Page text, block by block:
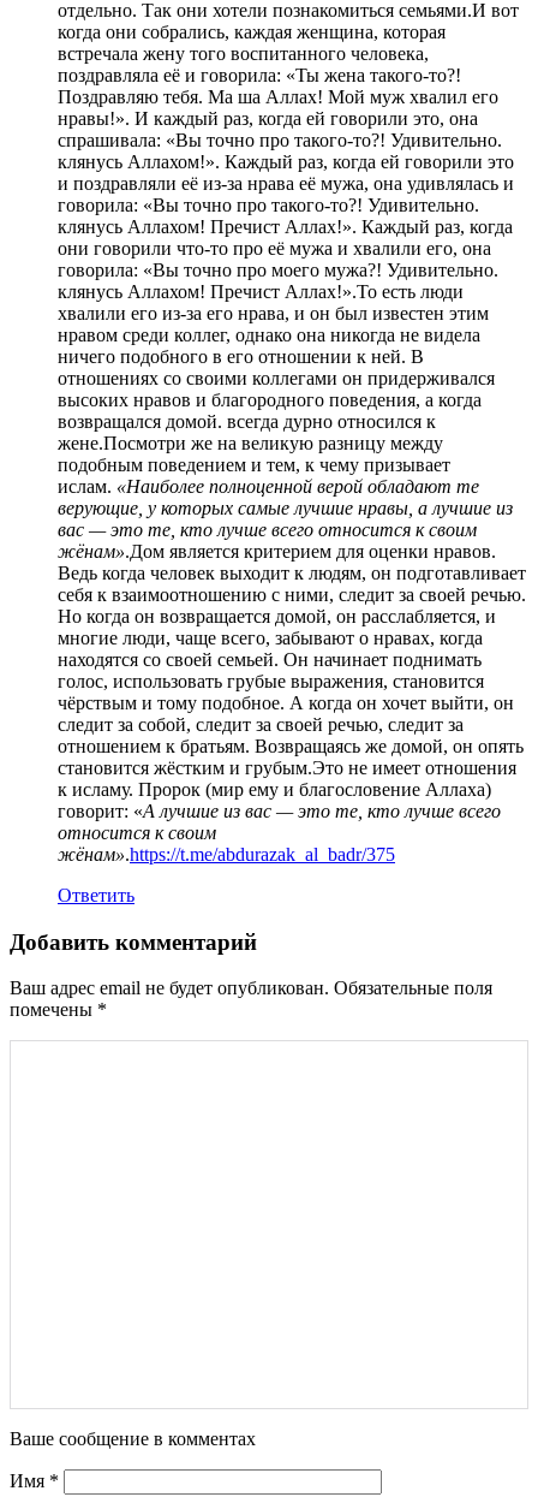
отдельно. Так они хотели познакомиться семьями.И вот
когда они собрались, каждая женщина, которая
встречала жену того воспитанного человека,
поздравляла её и говорила: «Ты жена такого-то?!
Поздравляю тебя. Ма ша Аллах! Мой муж хвалил его
нравы!». И каждый раз, когда ей говорили это, она
спрашивала: «Вы точно про такого-то?! Удивительно.
клянусь Аллахом!». Каждый раз, когда ей говорили это
и поздравляли её из-за нрава её мужа, она удивлялась и
говорила: «Вы точно про такого-то?! Удивительно.
клянусь Аллахом! Пречист Аллах!». Каждый раз, когда
они говорили что-то про её мужа и хвалили его, она
говорила: «Вы точно про моего мужа?! Удивительно.
клянусь Аллахом! Пречист Аллах!».То есть люди
хвалили его из-за его нрава, и он был известен этим
нравом среди коллег, однако она никогда не видела
ничего подобного в его отношении к ней. В
отношениях со своими коллегами он придерживался
высоких нравов и благородного поведения, а когда
возвращался домой. всегда дурно относился к
жене.Посмотри же на великую разницу между
подобным поведением и тем, к чему призывает
ислам. «Наиболее полноценной верой обладают те
верующие, у которых самые лучшие нравы, а лучшие из
вас — это те, кто лучше всего относится к своим
жёнам».Дом является критерием для оценки нравов.
Ведь когда человек выходит к людям, он подготавливает
себя к взаимоотношению с ними, следит за своей речью.
Но когда он возвращается домой, он расслабляется, и
многие люди, чаще всего, забывают о нравах, когда
находятся со своей семьей. Он начинает поднимать
голос, использовать грубые выражения, становится
чёрствым и тому подобное. А когда он хочет выйти, он
следит за собой, следит за своей речью, следит за
отношением к братьям. Возвращаясь же домой, он опять
становится жёстким и грубым.Это не имеет отношения
к исламу. Пророк (мир ему и благословение Аллаха)
говорит: «А лучшие из вас — это те, кто лучше всего
относится к своим
жёнам».https://t.me/abdurazak_al_badr/375
Ответить
Добавить комментарий
Ваш адрес email не будет опубликован. Обязательные поля
помечены *
Ваше сообщение в комментах
Имя *